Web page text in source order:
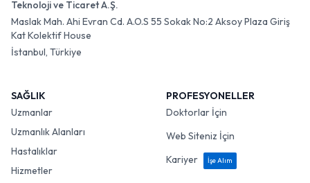
Teknoloji ve Ticaret A.Ş.
Maslak Mah. Ahi Evran Cd. A.O.S 55 Sokak No:2 Aksoy Plaza Giriş
Kat Kolektif House
İstanbul, Türkiye
SAĞLIK
Uzmanlar
Uzmanlık Alanları
Hastalıklar
Hizmetler
PROFESYONELLER
Doktorlar İçin
Web Siteniz İçin
Kariyer
İşe Alım